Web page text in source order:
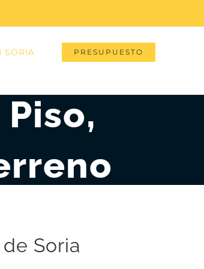
SORIA PRESUPUESTO
Soria